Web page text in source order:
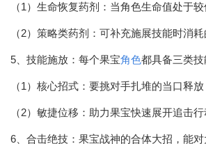
（1）生命恢复药剂：当角色生命值处于
（2）策略类药剂：可补充施展技能时消
5、技能施放：每个果宝角色都具备三类技
（1）核心招式：要挑对手扎堆的当口释放
（2）敏捷位移：助力果宝快速展开追击
6、合击绝技：果宝战神的合体大招，能